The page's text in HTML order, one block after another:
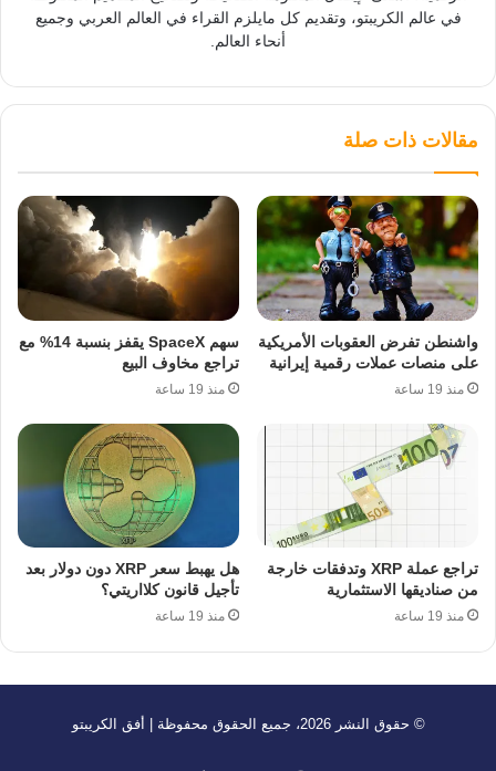
في عالم الكريبتو، وتقديم كل مايلزم القراء في العالم العربي وجميع
أنحاء العالم.
مقالات ذات صلة
واشنطن تفرض العقوبات الأمريكية
على منصات عملات رقمية إيرانية
منذ 19 ساعة
سهم SpaceX يقفز بنسبة 14% مع
تراجع مخاوف البيع
منذ 19 ساعة
تراجع عملة XRP وتدفقات خارجة
من صناديقها الاستثمارية
منذ 19 ساعة
هل يهبط سعر XRP دون دولار بعد
تأجيل قانون كلااريتي؟
منذ 19 ساعة
© حقوق النشر 2026، جميع الحقوق محفوظة | أفق الكريبتو